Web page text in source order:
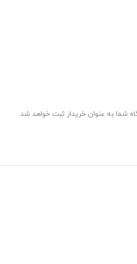
شما به عنوان خریدار ثبت خواهد شد.